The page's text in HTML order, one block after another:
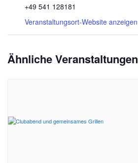
+49 541 128181
Veranstaltungsort-Website anzeigen
Ähnliche Veranstaltungen